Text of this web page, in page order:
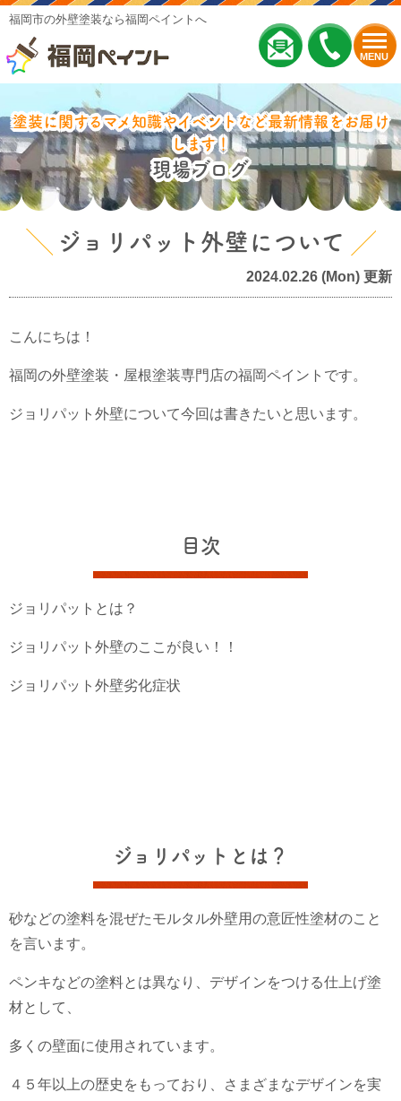
MENU
福岡市の外壁塗装なら福岡ペイントへ
塗装に関するマメ知識やイベントなど最新情報をお届け
します！
現場ブログ
ジョリパット外壁について
2024.02.26 (Mon) 更新
こんにちは！
福岡の外壁塗装・屋根塗装専門店の福岡ペイントです。
ジョリパット外壁について今回は書きたいと思います。
目次
ジョリパットとは？
ジョリパット外壁のここが良い！！
ジョリパット外壁劣化症状
ジョリパットとは？
砂などの塗料を混ぜたモルタル外壁用の意匠性塗材のこと
を言います。
ペンキなどの塗料とは異なり、デザインをつける仕上げ塗
材として、
多くの壁面に使用されています。
４５年以上の歴史をもっており、さまざまなデザインを実